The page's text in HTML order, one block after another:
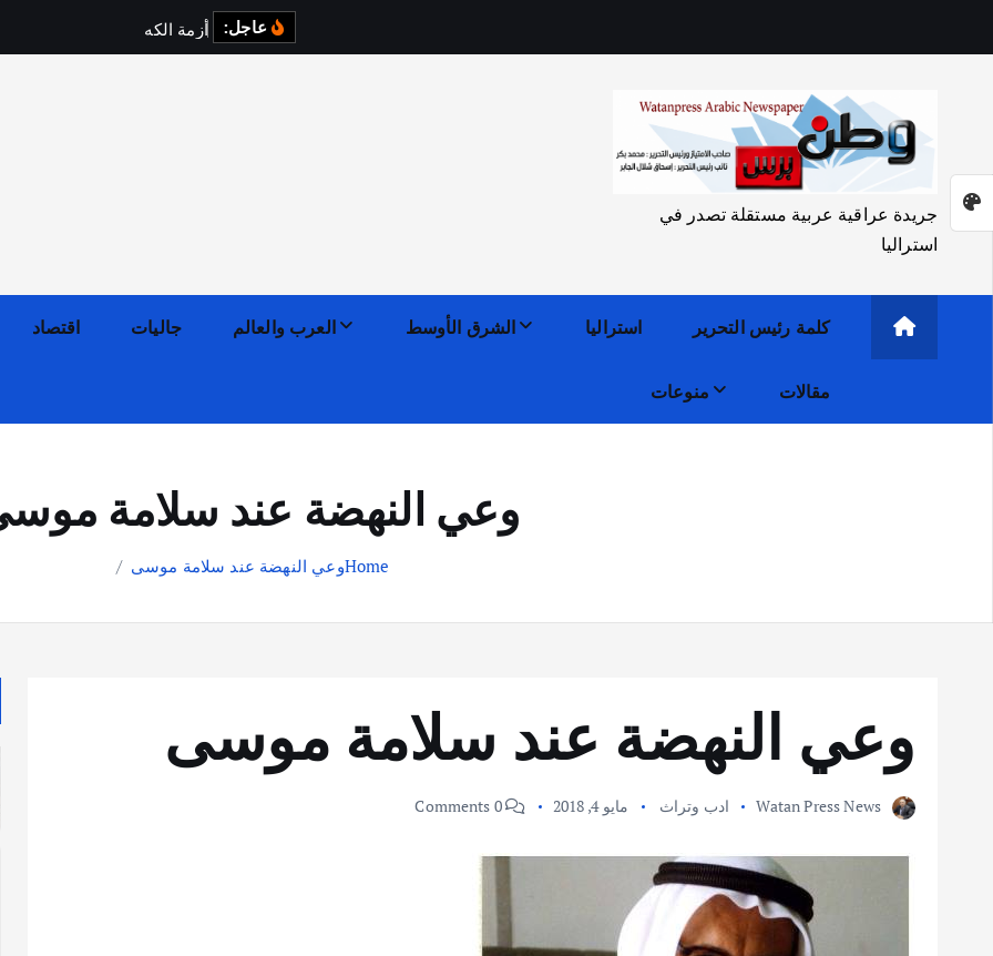
عاجل: أزمة ا كه رباء في
جريدة عراقية عربية مستقلة تصدر في
استراليا
كلمة رئيس التحرير استراليا الشرق الأوسط العرب والعالم جاليات اقتصاد
مقالات منوعات
وعي النهضة عند سلامة
Homeوعي النهضة عند سلامة موسى
وعي النهضة عند سلامة موسى
Watan Press News ادب وتراث مايو 4, 2018 0 Comments